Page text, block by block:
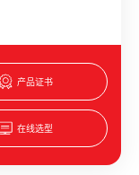
产品证书
在线选型